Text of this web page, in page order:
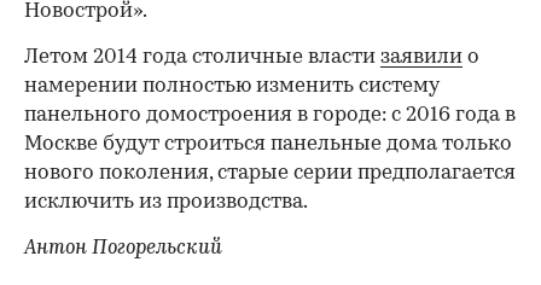
Новострой».
Летом 2014 года столичные власти заявили о
намерении полностью изменить систему
панельного домостроения в городе: с 2016 года в
Москве будут строиться панельные дома только
нового поколения, старые серии предполагается
исключить из производства.
Антон Погорельский